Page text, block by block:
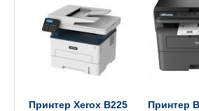
Принтер Xerox B225
Принтер